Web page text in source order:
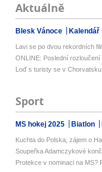
Aktuálně
Blesk Vánoce Kalendář
Lavi se po dvou rekordních
ONLINE: Poslední rozloučení
Loď s turisty se v
Sport
MS hokej 2025 Biatlon
Kuchta do Polska, zájem o
Soupeřka Adamczykové
Protekce v nominaci na MS?